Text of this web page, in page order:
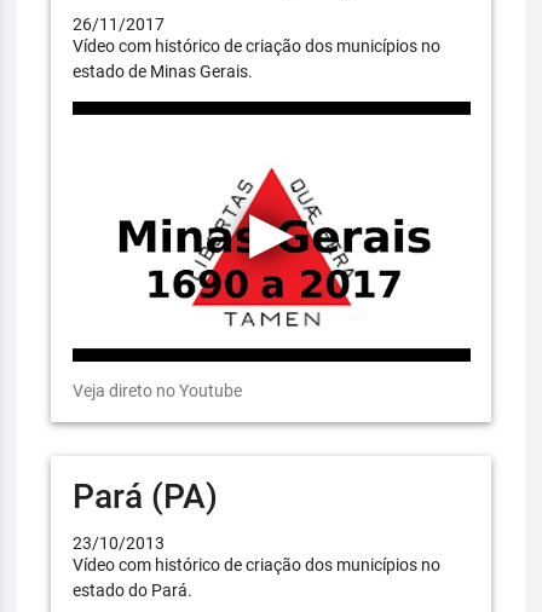
26/11/2017
Vídeo com histórico de criação dos municípios no
estado de Minas Gerais.
Veja direto no Youtube
Pará (PA)
23/10/2013
Vídeo com histórico de criação dos municípios no
estado do Pará.